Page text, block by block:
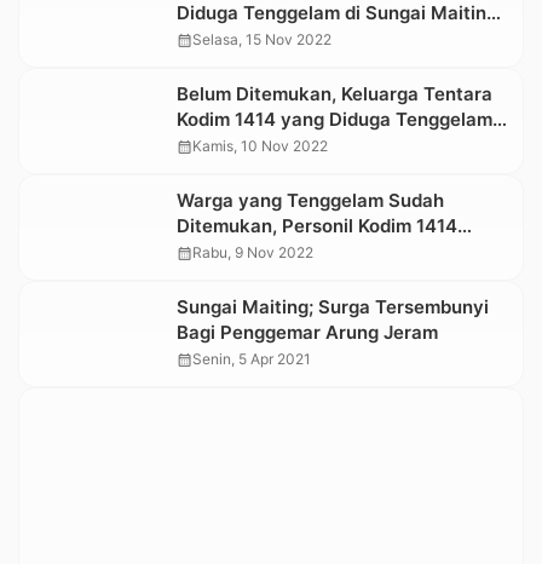
Diduga Tenggelam di Sungai Maiting
Belum Ditemukan
calendar_monthSelasa, 15 Nov 2022
Belum Ditemukan, Keluarga Tentara
Kodim 1414 yang Diduga Tenggelam
di Rindingallo Gelar Doa Bersama
calendar_monthKamis, 10 Nov 2022
Warga yang Tenggelam Sudah
Ditemukan, Personil Kodim 1414
Masih Dicari
calendar_monthRabu, 9 Nov 2022
Sungai Maiting; Surga Tersembunyi
Bagi Penggemar Arung Jeram
calendar_monthSenin, 5 Apr 2021